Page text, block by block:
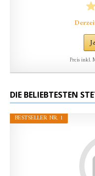
Preis inkl.
DIE BELIEBTESTEN
BESTSELLER NR. 1